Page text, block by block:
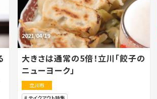
2021/04/19
大きさは通常の5倍！立川「餃子の
ニューヨーク」
立川市